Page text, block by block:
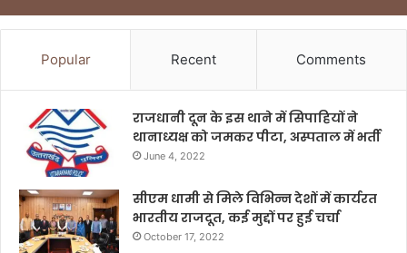
Popular Recent Comments
राजधानी दून के इस थाने में सिपाहियों ने
थानाध्यक्ष को जमकर पीटा, अस्पताल में भर्ती
June 4, 2022
सीएम धामी से मिले विभिन्न देशों में कार्यरत
भारतीय राजदूत, कई मुद्दों पर हुई चर्चा
October 17, 2022